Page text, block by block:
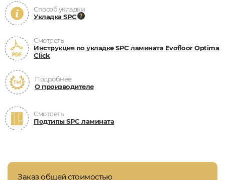
Способ укладки
Укладка SPC
Смотреть
Инструкция по укладке SPC ламината Evofloor Optima
Click
Подробнее
О производителе
Смотреть
Подтипы SPC ламината
Заказ общей стоимостью